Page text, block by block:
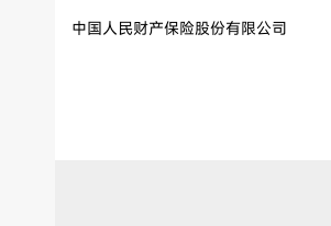
中国人民财产保险股份有限公司